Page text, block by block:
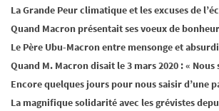
La Grande Peur climatique et les excuses de
Quand Macron présentait ses voeux de
Le Père Ubu-Macron entre mensonge et
Quand M. Macron disait le 3 mars 2020 : « Nous
Encore quelques jours pour nous saisir d’une
La magnifique solidarité avec les grévistes